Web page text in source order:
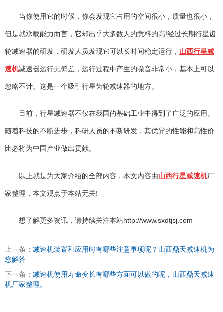
当你使用它的时候，你会发现它占用的空间很小，质量也很小，
但是就承载能力而言，它却出乎大多数人的意料的高!经过长期行星齿
轮减速器的研发，研发人员发现它可以长时间稳定运行， 山西行星减
速机减速器运行无偏差，运行过程中产生的噪音非常小，基本上可以
忽略不计。这是一个吸引行星齿轮减速器的地方。
目前，行星减速器不仅在我国的基础工业中得到了广泛的应用。
随着科技的不断进步，科研人员的不断研发，其优异的性能和高性价
比必将为中国产业做出贡献。
以上就是为大家介绍的全部内容，本文内容由山西行星减速机厂
家整理，本文观点于本站无关!
想了解更多资讯，请持续关注本站http://www.sxdtjsj.com
上一条： 减速机装置和应用时有哪些注意事项呢？山西鼎天减速机为
您解答
下一条： 减速机使用寿命变长有哪些方面可以做的呢，山西鼎天减速
机厂家整理。